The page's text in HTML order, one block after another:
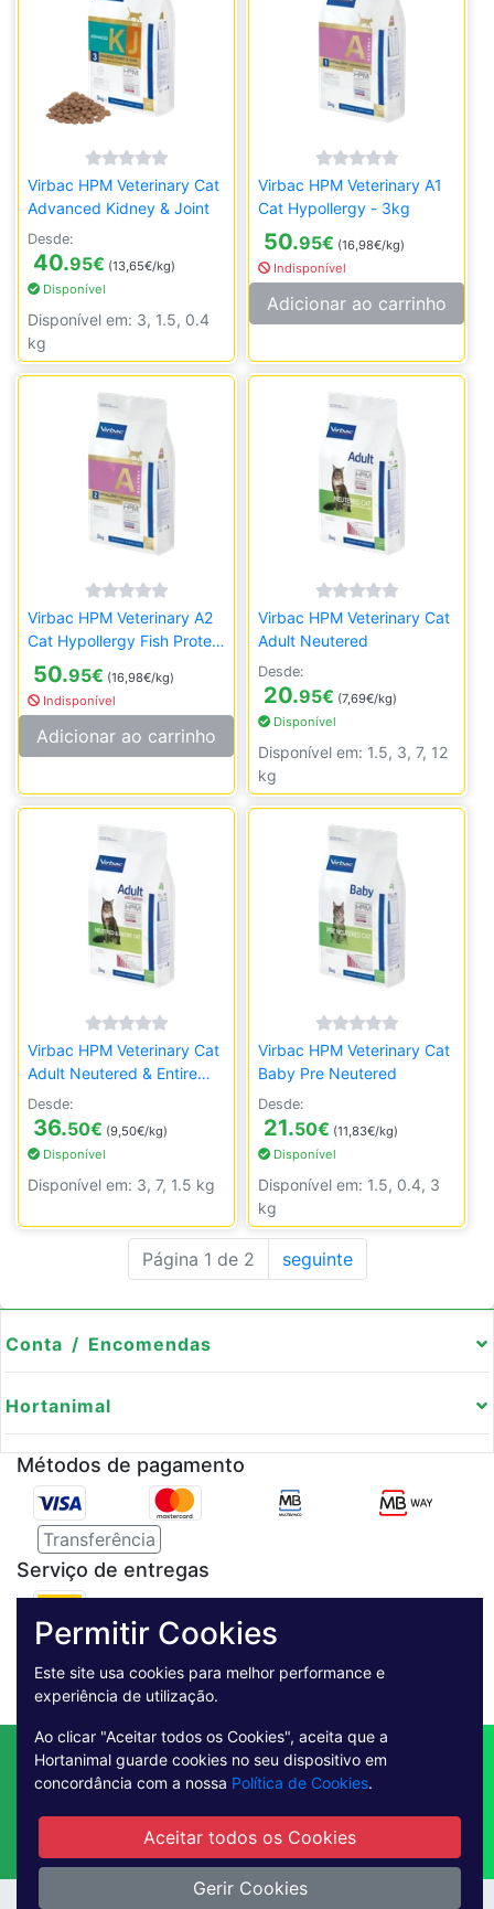
Virbac HPM Veterinary Cat
Advanced Kidney & Joint
Desde:
40.95€ (13,65€/kg)
Disponível
Disponível em: 3, 1.5, 0.4
kg
Virbac HPM Veterinary A1
Cat Hypollergy - 3kg
50.95€ (16,98€/kg)
Indisponível
Adicionar ao carrinho
Virbac HPM Veterinary A2
Cat Hypollergy Fish Protein
- 3kg
50.95€ (16,98€/kg)
Indisponível
Adicionar ao carrinho
Virbac HPM Veterinary Cat
Adult Neutered
Desde:
20.95€ (7,69€/kg)
Disponível
Disponível em: 1.5, 3, 7, 12
kg
Virbac HPM Veterinary Cat
Adult Neutered & Entire
with Salmon
Desde:
36.50€ (9,50€/kg)
Disponível
Disponível em: 3, 7, 1.5 kg
Virbac HPM Veterinary Cat
Baby Pre Neutered
Desde:
21.50€ (11,83€/kg)
Disponível
Disponível em: 1.5, 0.4, 3
kg
Página 1 de 2 seguinte
Conta / Encomendas
Hortanimal
Métodos de pagamento
Transferência
Serviço de entregas
Pagamento Seguro
Contactos Envio
Condições de Venda
Quem Somos
Métodos de Pagamento
Condições Gerais de Utilização
Livro de reclamações online
Permitir Cookies
Este site usa cookies para melhor performance e
experiência de utilização.
Ao clicar "Aceitar todos os Cookies", aceita que a
Hortanimal guarde cookies no seu dispositivo em
concordância com a nossa Política de Cookies.
Aceitar todos os Cookies
Gerir Cookies